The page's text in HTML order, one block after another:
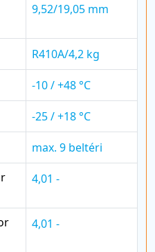
9,52/19,05 mm
R410A/4,2 kg
-10 / +48 °C
-25 / +18 °C
max. 9 beltéri
4,01 -
4,01 -